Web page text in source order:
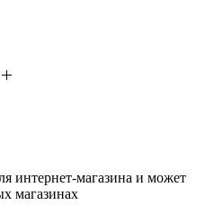
интернет-магазина и может
магазинах